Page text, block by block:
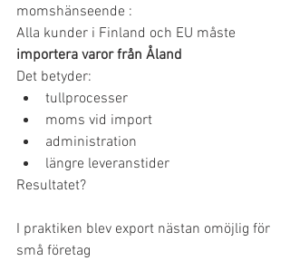
momshänseende :
Alla kunder i Finland och EU måste
importera varor från Åland
Det betyder:
tullprocesser
moms vid import
administration
längre leveranstider
Resultatet?
I praktiken blev export nästan omöjlig för
små företag